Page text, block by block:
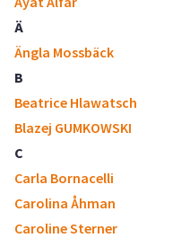
Ä
Ängla Mossbäck
B
Beatrice Hlawatsch
Blazej GUMKOWSKI
C
Carla Bornacelli
Carolina Åhman
Caroline Sterner